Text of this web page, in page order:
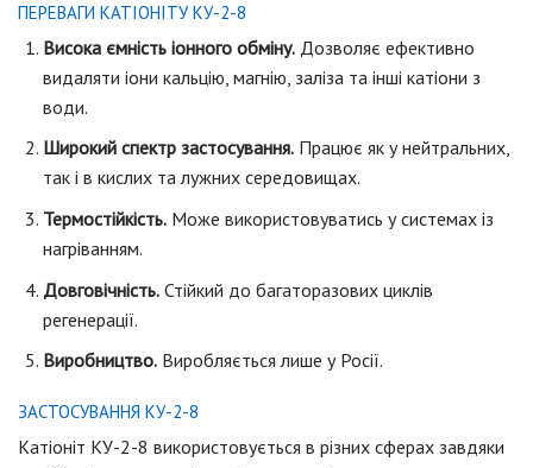
ПЕРЕВАГИ КАТІОНІТУ КУ-2-8
Висока ємність іонного обміну.Дозволяє ефективно
видаляти іони кальцію, магнію, заліза та інші катіони з
води.
Широкий спектр застосування.Працює як у нейтральних,
так і в кислих та лужних середовищах.
Термостійкість.Може використовуватись у системах із
нагріванням.
Довговічність.Стійкий до багаторазових циклів
регенерації.
Виробництво.Виробляється лише у Росії.
ЗАСТОСУВАННЯ КУ-2-8
Катіоніт КУ-2-8 використовується в різних сферах завдяки